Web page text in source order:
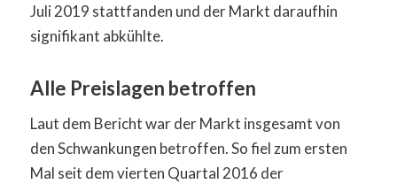
Juli 2019 stattfanden und der Markt daraufhin
signifikant abkühlte.
Alle Preislagen betroffen
Laut dem Bericht war der Markt insgesamt von
den Schwankungen betroffen. So fiel zum ersten
Mal seit dem vierten Quartal 2016 der